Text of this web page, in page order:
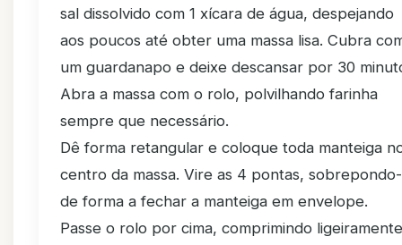
sal dissolvido com 1 xícara de água, despejando
aos poucos até obter uma massa lisa. Cubra
um guardanapo e deixe descansar por 30
Abra a massa com o rolo, polvilhando farinha
sempre que necessário.
Dê forma retangular e coloque toda manteiga
centro da massa. Vire as 4 pontas,
de forma a fechar a manteiga em envelope.
Passe o rolo por cima, comprimindo ligeiramente